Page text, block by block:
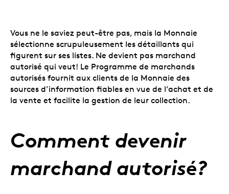
Vous ne le saviez peut-être pas, mais la Monnaie
sélectionne scrupuleusement les détaillants qui
figurent sur ses listes. Ne devient pas marchand
autorisé qui veut! Le Programme de marchands
autorisés fournit aux clients de la Monnaie des
sources d’information fiables en vue de l’achat et de
la vente et facilite la gestion de leur collection.
Comment devenir
marchand autorisé?